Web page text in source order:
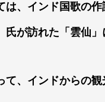
は、インド国歌の
が訪れた「雲仙」
て、インドからの